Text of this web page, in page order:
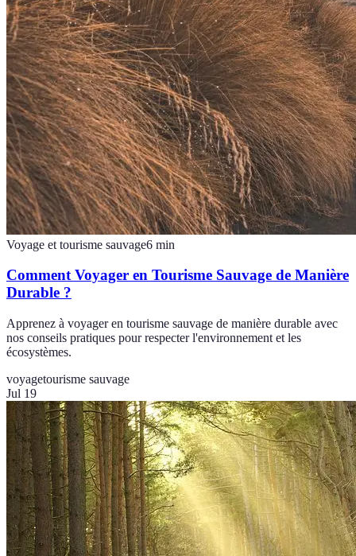
Voyage et tourisme sauvage6 min
Comment Voyager en Tourisme Sauvage de Manière
Durable ?
Apprenez à voyager en tourisme sauvage de manière durable avec
nos conseils pratiques pour respecter l'environnement et les
écosystèmes.
voyagetourisme sauvage
Jul 19